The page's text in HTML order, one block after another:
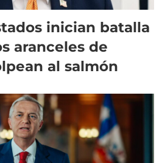
inician batalla
aranceles de
al salmón